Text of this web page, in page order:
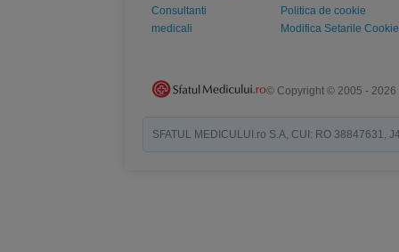
Consultanti
medicali
Politica de cookie
Modifica Setarile Cookie
© Copyright © 2005 - 2026
SFATUL MEDICULUI.ro S.A, CUI: RO 38847631,